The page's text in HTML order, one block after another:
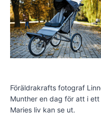
Föräldrakrafts fotograf
Munther en dag för att i
Maries liv kan se ut.